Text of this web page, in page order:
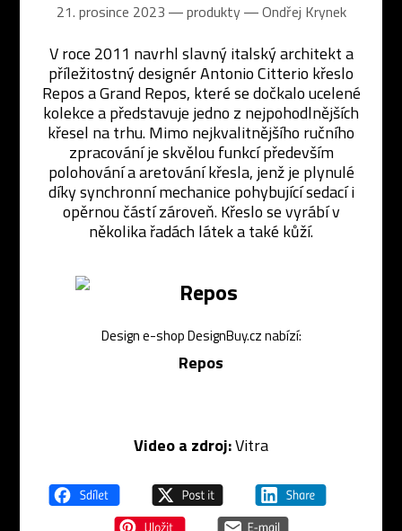
21. prosince 2023 ― produkty ―Ondřej Krynek
V roce 2011 navrhl slavný italský architekt a
příležitostný designér Antonio Citterio křeslo
Repos a Grand Repos, které se dočkalo ucelené
kolekce a představuje jedno z nejpohodlnějších
křesel na trhu. Mimo nejkvalitnějšího ručního
zpracování je skvělou funkcí především
polohování a aretování křesla, jenž je plynulé
díky synchronní mechanice pohybující sedací i
opěrnou částí zároveň. Křeslo se vyrábí v
několika řadách látek a také kůží.
Design e-shop DesignBuy.cz nabízí:
Repos
Video a zdroj:Vitra